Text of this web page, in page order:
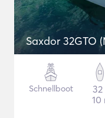
Saxdor 32GTO
Schnellboot
10